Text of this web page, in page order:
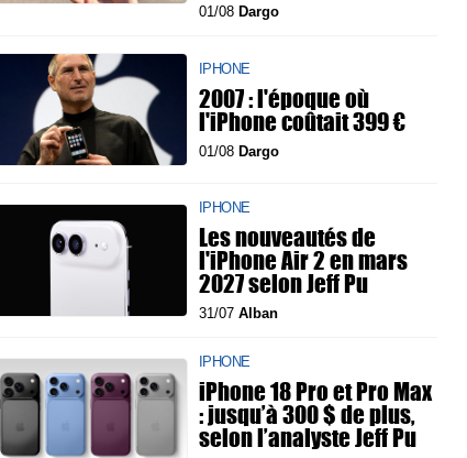
01/08 Dargo
IPHONE
2007 : l'époque où
l'iPhone coûtait 399 €
01/08 Dargo
IPHONE
Les nouveautés de
l'iPhone Air 2 en mars
2027 selon Jeff Pu
31/07 Alban
IPHONE
iPhone 18 Pro et Pro Max
: jusqu’à 300 $ de plus,
selon l’analyste Jeff Pu